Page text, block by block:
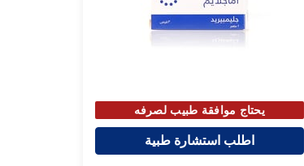
يحتاج موافقة طبيب لصرفه
اطلب استشارة طبية